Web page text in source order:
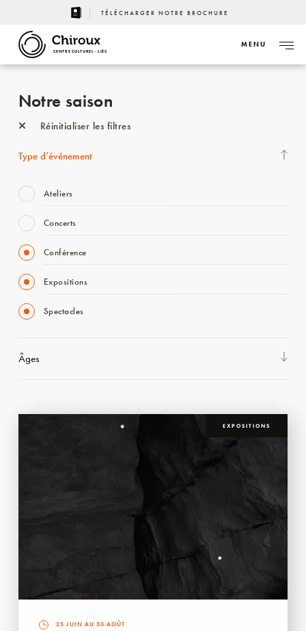
TÉLÉCHARGER NOTRE BROCHURE
CENTRE CULTUREL - LIÈGE
MENU
Notre saison
Réinitialiser les filtres
Type d’événement
Ateliers
Concerts
Conférence
Expositions
Spectacles
Âges
EXPOSITIONS
25 JUIN AU 30 AOÛT